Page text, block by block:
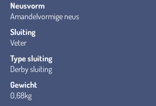
Neusvorm
Amandelvormige neus
Sluiting
Veter
Type sluiting
Derby sluiting
Gewicht
0,68kg